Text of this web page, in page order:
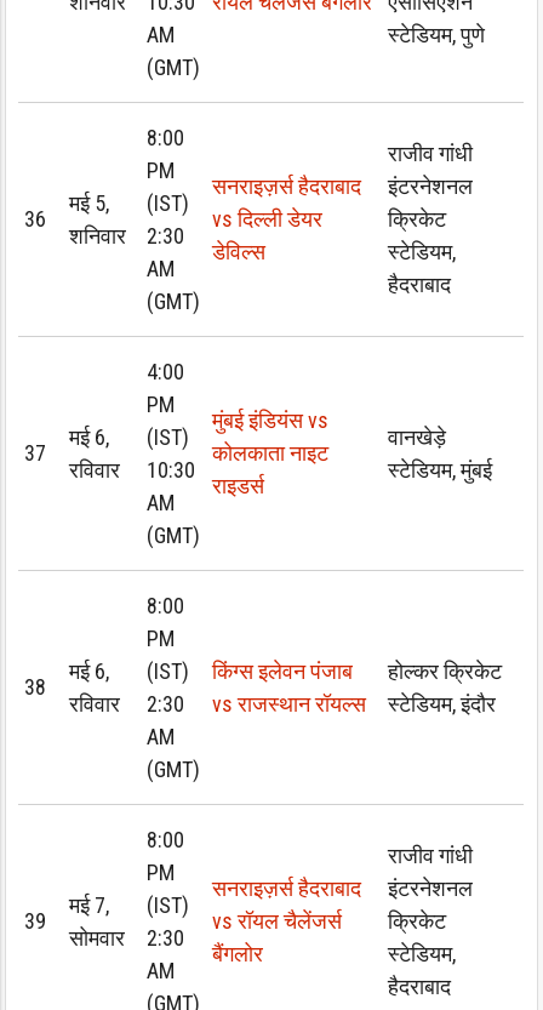
AM
(GMT)
स्टेडियम, पुणे
36
मई 5,
शनिवार
8:00
PM
(IST)
2:30
AM
(GMT)
सनराइज़र्स हैदराबाद
vs दिल्ली डेयर
डेविल्स
राजीव गांधी
इंटरनेशनल
क्रिकेट
स्टेडियम,
हैदराबाद
37
मई 6,
रविवार
4:00
PM
(IST)
10:30
AM
(GMT)
मुंबई इंडियंस vs
कोलकाता नाइट
राइडर्स
वानखेड़े
स्टेडियम, मुंबई
38
मई 6,
रविवार
8:00
PM
(IST)
2:30
AM
(GMT)
किंग्स इलेवन पंजाब
vs राजस्थान रॉयल्स
होल्कर क्रिकेट
स्टेडियम, इंदौर
39
मई 7,
सोमवार
8:00
PM
(IST)
2:30
AM
(GMT)
सनराइज़र्स हैदराबाद
vs रॉयल चैलेंजर्स
बैंगलोर
राजीव गांधी
इंटरनेशनल
क्रिकेट
स्टेडियम,
हैदराबाद